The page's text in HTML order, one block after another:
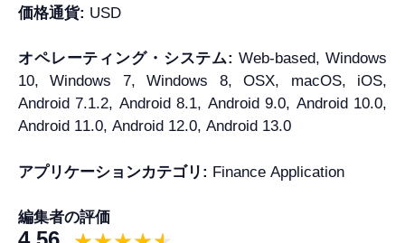
価格通貨: USD
オペレーティング・システム: Web-based, Windows
10, Windows 7, Windows 8, OSX, macOS, iOS,
Android 7.1.2, Android 8.1, Android 9.0, Android 10.0,
Android 11.0, Android 12.0, Android 13.0
アプリケーションカテゴリ: Finance Application
編集者の評価